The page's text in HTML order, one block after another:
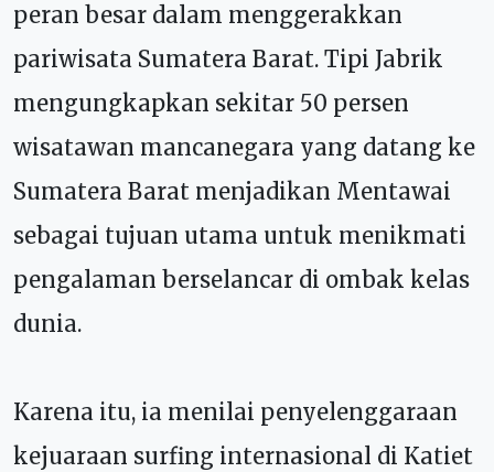
peran besar dalam menggerakkan
pariwisata Sumatera Barat. Tipi Jabrik
mengungkapkan sekitar 50 persen
wisatawan mancanegara yang datang ke
Sumatera Barat menjadikan Mentawai
sebagai tujuan utama untuk menikmati
pengalaman berselancar di ombak kelas
dunia.
Karena itu, ia menilai penyelenggaraan
kejuaraan surfing internasional di Katiet